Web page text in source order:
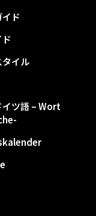
ド
イル
イツ語 – Wort